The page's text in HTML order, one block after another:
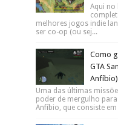
Aqui no
melhores jogos indie
ser co-op (ou sej...
Como
GTA
Anfíbio)
Uma das últimas
poder de mergulho
Anfíbio, que consiste em